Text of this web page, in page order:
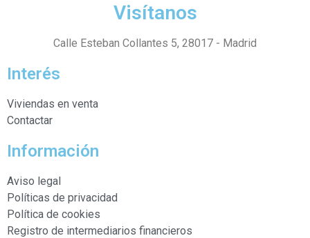
Visítanos
Calle Esteban Collantes 5, 28017 - Madrid
Interés
Viviendas en venta
Contactar
Información
Aviso legal
Políticas de privacidad
Política de cookies
Registro de intermediarios financieros